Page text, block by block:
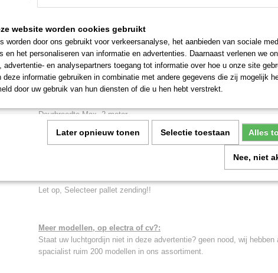
Omschrijving
Montagehoogte Max. 3.00 meter
Prijs ex. btw: € 1450,-
Krachtig luchtgordijn uitgevoerd in antraciet grijs.
Deurbreedte Max. 2 meter
Vermogen 26.1 Kw 60°C
Let op, Selecteer pallet zending!!
Meer modellen, op electra of cv?:
Staat uw luchtgordijn niet in deze advertentie? geen nood, wij hebben
spacialist ruim 200 modellen in ons assortiment.
website worden cookies gebruikt
worden door ons gebruikt voor verkeersanalyse, het aanbieden van sociale
en het personaliseren van informatie en advertenties. Daarnaast verlenen we
advertentie- en analysepartners toegang tot informatie over hoe u onze site
deze informatie gebruiken in combinatie met andere gegevens die zij mogelijk
door uw gebruik van hun diensten of die u hen hebt verstrekt.
Later opnieuw tonen Selectie toestaan Alles
Nee, niet